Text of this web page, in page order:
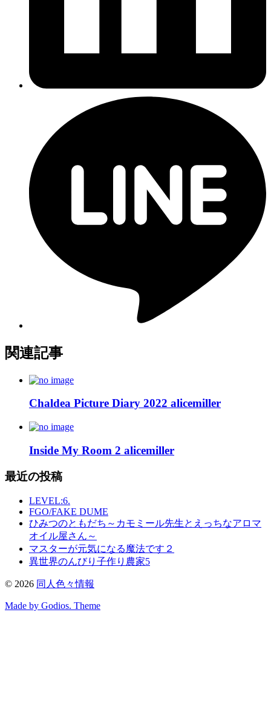
関連記事
Chaldea Picture Diary 2022 alicemiller
Inside My Room 2 alicemiller
最近の投稿
LEVEL:6.
FGO/FAKE DUME
ひみつのともだち～カモミール先生とえっちなアロマ
オイル屋さん～
マスターが元気になる魔法です２
異世界のんびり子作り農家5
© 2026 同人色々情報
Made by Godios. Theme